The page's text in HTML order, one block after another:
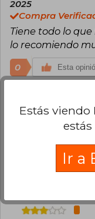
2025
Compra
Tiene todo lo
lo recomiendo
0 Esta
Cargar más
¿Leíste este
agregar tu
Estás viendo
estás
Ir a